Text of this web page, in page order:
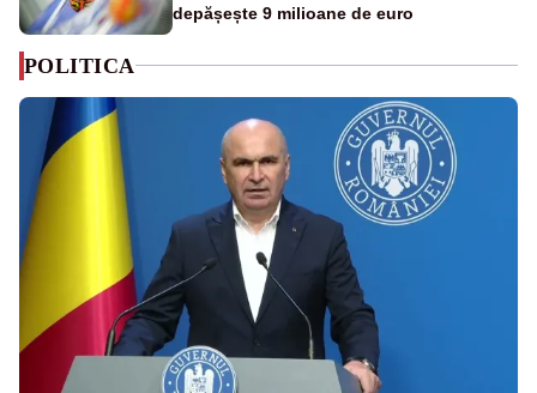
depășește 9 milioane de euro
POLITICA